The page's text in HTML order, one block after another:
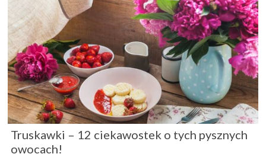
Truskawki – 12 ciekawostek o tych pysznych
owocach!